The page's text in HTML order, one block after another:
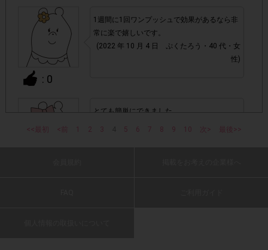
ます。
▼ポイント付与対象外
チェックポイントの条件を満たしていない場合
・1つのアンケートにつき、お1人様あたり複数回の参加が
: 0
1週間に1回ワンプッシュで効果があるなら非
常に楽で嬉しいです。
(2022 年 10 月 4 日 ぷくたろう・40 代・女
性)
とても簡単にできました。
<<最初 <前 1 2 3 5 6 7 8 9 10 次> 最後>>